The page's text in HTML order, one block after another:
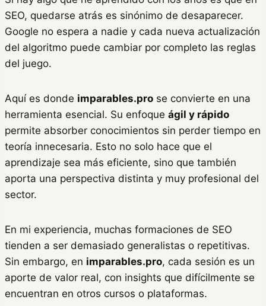
SEO, quedarse atrás es sinónimo de desaparecer.
Google no espera a nadie y cada nueva actualización
del algoritmo puede cambiar por completo las reglas
del juego.
Aquí es donde imparables.pro se convierte en una
herramienta esencial. Su enfoque ágil y rápido
permite absorber conocimientos sin perder tiempo en
teoría innecesaria. Esto no solo hace que el
aprendizaje sea más eficiente, sino que también
aporta una perspectiva distinta y muy profesional del
sector.
En mi experiencia, muchas formaciones de SEO
tienden a ser demasiado generalistas o repetitivas.
Sin embargo, en imparables.pro, cada sesión es un
aporte de valor real, con insights que difícilmente se
encuentran en otros cursos o plataformas.